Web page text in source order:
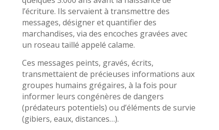
l’écriture. Ils servaient à transmettre des
messages, désigner et quantifier des
marchandises, via des encoches gravées avec
un roseau taillé appelé calame.
Ces messages peints, gravés, écrits,
transmettaient de précieuses informations aux
groupes humains grégaires, à la fois pour
informer leurs congénères de dangers
(prédateurs potentiels) ou d’éléments de survie
(gibiers, eaux, distances…).